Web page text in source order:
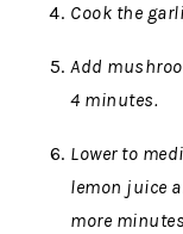
Cook the
Add
4 minutes.
Lower to
lemon juice
more